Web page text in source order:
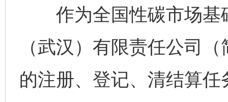
作为全国性碳市场基
（武汉）有限责任公司
的注册、登记、清结算